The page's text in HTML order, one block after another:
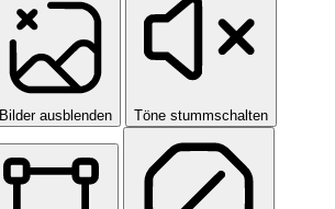
Bilder ausblenden Töne stummschalten